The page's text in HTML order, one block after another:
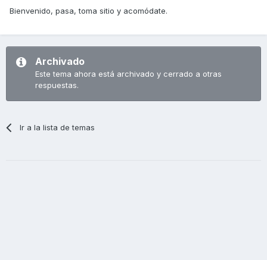
Bienvenido, pasa, toma sitio y acomódate.
Archivado
Este tema ahora está archivado y cerrado a otras
respuestas.
Ir a la lista de temas